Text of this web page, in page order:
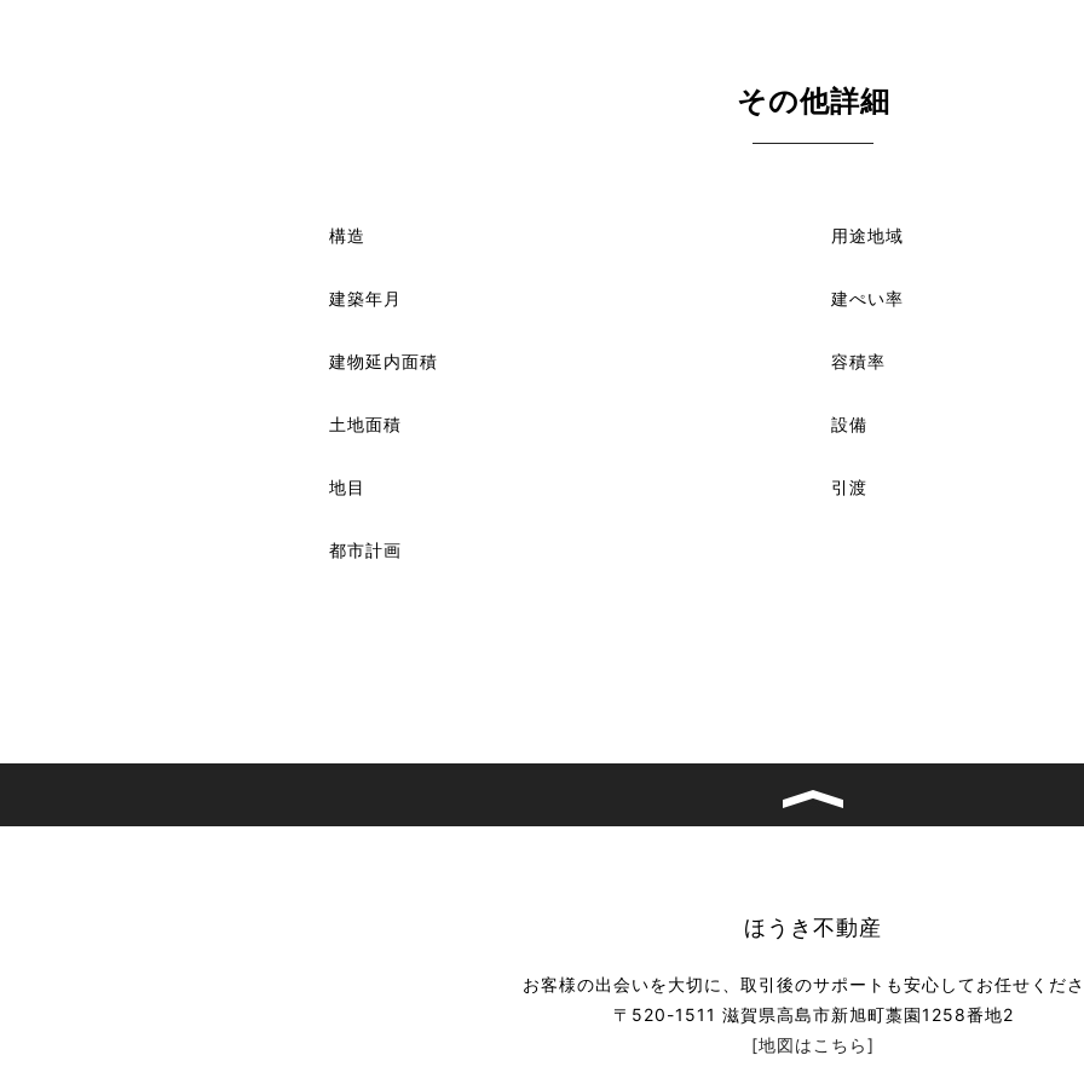
その他詳細
構造
建築年月
建物延内面積
土地面積
地目
都市計画
用途地域
建ぺい率
容積率
設備
引渡
ほうき不動産
お客様の出会いを大切に、取引後のサポートも安心してお任せくだ
〒520-1511 滋賀県高島市新旭町藁園1258番地2
[地図はこちら]